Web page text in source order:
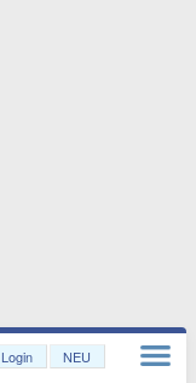
Login NEU